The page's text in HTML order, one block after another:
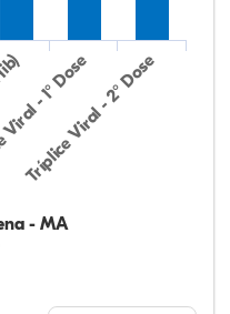
- MA
- 1° Dose
Tríplice Viral - 2° Dose